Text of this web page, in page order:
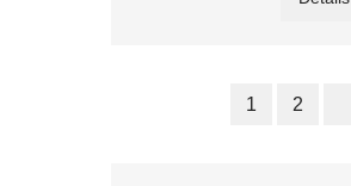
1 2